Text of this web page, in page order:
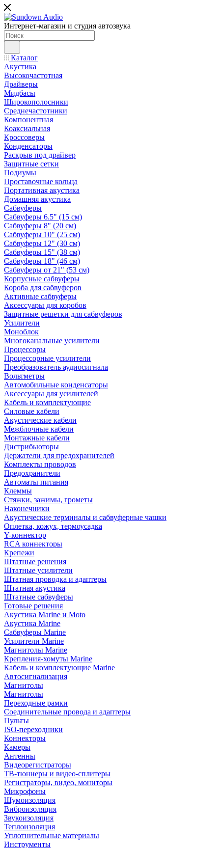
Интернет-магазин и студия автозвука
Каталог
Акустика
Высокочастотная
Драйверы
Мидбасы
Широкополосники
Среднечастотники
Компонентная
Коаксиальная
Кроссоверы
Конденсаторы
Раскрыв под драйвер
Защитные сетки
Подиумы
Проставочные кольца
Портативная акустика
Домашняя акустика
Сабвуферы
Сабвуферы 6.5" (15 см)
Сабвуферы 8" (20 см)
Сабвуферы 10" (25 см)
Сабвуферы 12" (30 см)
Сабвуферы 15" (38 см)
Сабвуферы 18" (46 см)
Сабвуферы от 21" (53 см)
Корпусные сабвуферы
Короба для сабвуферов
Активные сабвуферы
Аксессуары для коробов
Защитные решетки для сабвуферов
Усилители
Моноблок
Многоканальные усилители
Процессоры
Процессорные усилители
Преобразователь аудиосигнала
Вольтметры
Автомобильные конденсаторы
Аксессуары для усилителей
Кабель и комплектующие
Силовые кабели
Акустические кабели
Межблочные кабели
Монтажные кабели
Дистрибьюторы
Держатели для предохранителей
Комплекты проводов
Предохранители
Автоматы питания
Клеммы
Стяжки, зажимы, грометы
Наконечники
Акустические терминалы и сабвуферные чашки
Оплетка, кожух, термоусадка
Y-коннектор
RCA коннекторы
Крепежи
Штатные решения
Штатные усилители
Штатная проводка и адаптеры
Штатная акустика
Штатные сабвуферы
Готовые решения
Акустика Marine и Moto
Акустика Marine
Сабвуферы Marine
Усилители Marine
Магнитолы Marine
Крепления-хомуты Marine
Кабель и комплектующие Marine
Автосигнализация
Магнитолы
Магнитолы
Переходные рамки
Соединительные провода и адаптеры
Пульты
ISO-переходники
Коннекторы
Камеры
Антенны
Видеорегистраторы
ТВ-тюннеры и видео-сплитеры
Регистраторы, видео, мониторы
Микрофоны
Шумоизоляция
Виброизоляция
Звукоизоляция
Теплоизоляция
Уплотнительные материалы
Инструменты